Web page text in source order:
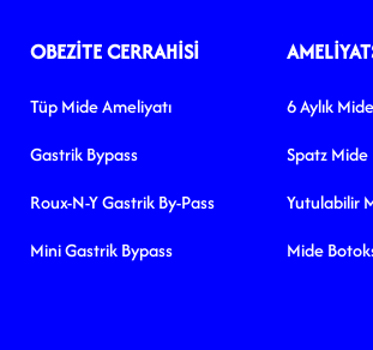
OBEZITE CERRAHISI
Tüp Mide Ameliyatı
Gastrik Bypass
Roux-N-Y Gastrik By-Pass
Mini Gastrik Bypass
6 Aylık
Spatz Mide
Yutulabilir
Mide